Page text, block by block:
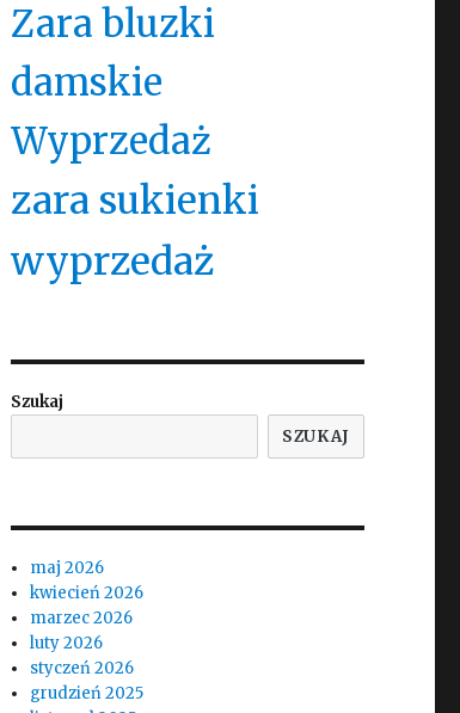
Zara bluzki
damskie
Wyprzedaż
zara sukienki
wyprzedaż
Szukaj
SZUKAJ
maj 2026
kwiecień 2026
marzec 2026
luty 2026
styczeń 2026
grudzień 2025